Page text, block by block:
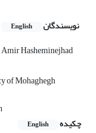
نویسندگان English
Amir Hasheminejhad
of Mohaghegh
چکیده
English